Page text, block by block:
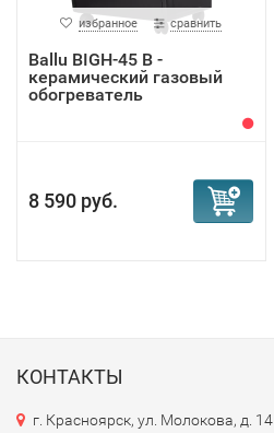
избранное сравнить
Ballu BIGH-45 B -
керамический газовый
обогреватель
8 590 руб.
КОНТАКТЫ
г. Красноярск, ул. Молокова, д. 14